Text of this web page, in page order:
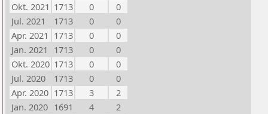
Okt. 2021 1713 0
0
Jul. 2021
1713 0
0
Apr. 2021 1713 0
0
Jan. 2021
1713 0
0
Okt. 2020 1713 0
0
Jul. 2020
1713 0
0
Apr. 2020 1713 3
2
Jan. 2020 1691 4
2